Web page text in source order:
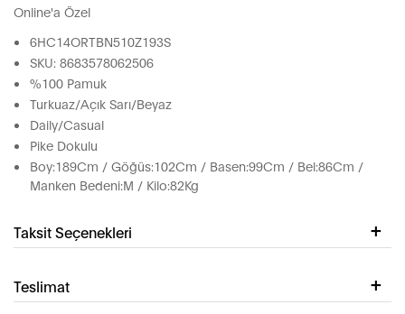
Online'a Özel
6HC14ORTBN510Z193S
SKU: 8683578062506
%100 Pamuk
Turkuaz/Açık Sarı/Beyaz
Daily/Casual
Pike Dokulu
Boy:189Cm / Göğüs:102Cm / Basen:99Cm / Bel:86Cm /
Manken Bedeni:M / Kilo:82Kg
Taksit Seçenekleri
Teslimat